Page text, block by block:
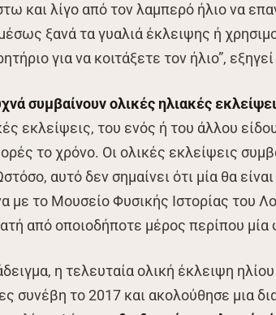
και λίγο από τον λαμπερό ήλιο να
ξανά τα γυαλιά έκλειψης ή
για να κοιτάξετε τον ήλιο”,
συμβαίνουν ολικές ηλιακές
εκλείψεις, του ενός ή του άλλου
το χρόνο. Οι ολικές εκλείψεις
αυτό δεν σημαίνει ότι μία θα
με το Μουσείο Φυσικής Ιστορίας του
από οποιοδήποτε μέρος περίπου
η τελευταία ολική έκλειψη
συνέβη το 2017 και ακολούθησε μια